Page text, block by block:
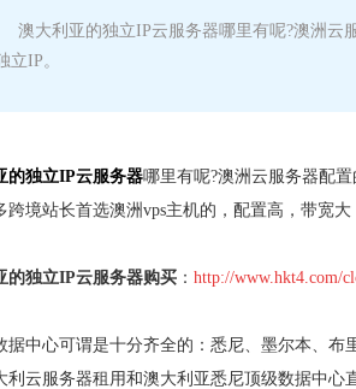
澳大利亚的独立IP云服务器哪里有呢?澳洲云
立IP。
的独立IP云服务器哪里有呢?澳洲云服务器配
跨境站长首选澳洲vps主机的，配置高，带宽
的独立IP云服务器购买 ： http://www.hkt4.com/
据中心可谓是十分齐全的：悉尼、墨尔本、
利云服务器租用和澳大利亚悉尼顶级数据中